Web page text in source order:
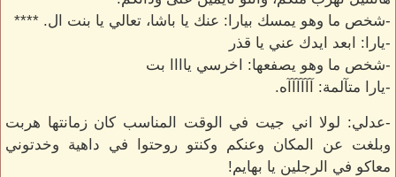
-شخص ما وهو يمسك بيارا: عنك يا باشا، تعالي يا بنت ال. ****
-يارا: ابعد ايدك عني يا قذر
-شخص ما وهو يصفعها: اخرسي ياااا بت
-يارا متآلمة: آآآآآآه.
-عدلي: لولا اني جيت في الوقت المناسب كان زمانتها هربت
وبلغت عن المكان وعنكم وكنتو روحتوا في داهية وخدتوني
معاكو في الرجلين يا بهايم!